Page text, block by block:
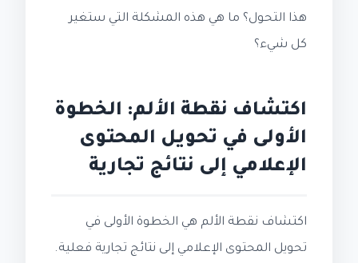
هذا التحول؟ ما هي هذه المشكلة التي ستغير
كل شيء؟
اكتشاف نقطة الألم: الخطوة
الأولى في تحويل المحتوى
الإعلامي إلى نتائج تجارية
اكتشاف نقطة الألم هي الخطوة الأولى في
تحويل المحتوى الإعلامي إلى نتائج تجارية فعلية.